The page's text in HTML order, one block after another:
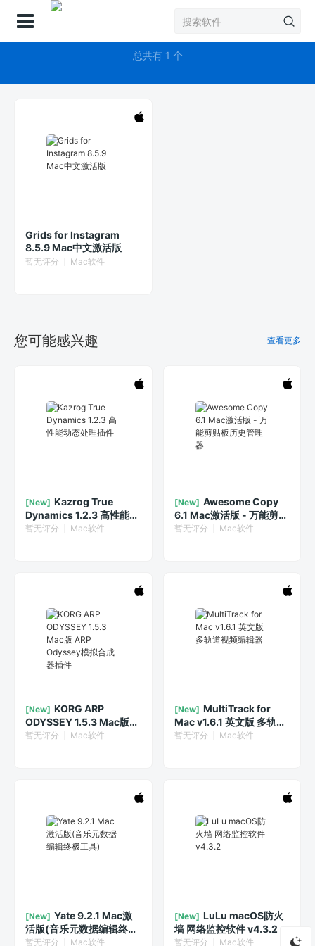
总共有 1 个
Grids for Instagram
8.5.9 Mac中文激活版
暂无评分 Mac软件
您可能感兴趣 查看更多
[New] Kazrog True
Dynamics 1.2.3 高性能动
态处理插件
暂无评分 Mac软件
[New] Awesome Copy
6.1 Mac激活版 - 万能剪贴
板历史管理器
暂无评分 Mac软件
[New] KORG ARP
ODYSSEY 1.5.3 Mac版
ARP Odyssey模拟合成器
暂无评分 Mac软件
[New] MultiTrack for
Mac v1.6.1 英文版 多轨道
视频编辑器
暂无评分 Mac软件
[New] Yate 9.2.1 Mac激
活版(音乐元数据编辑终极
工具)
暂无评分 Mac软件
[New] LuLu macOS防火
墙 网络监控软件 v4.3.2
暂无评分 Mac软件